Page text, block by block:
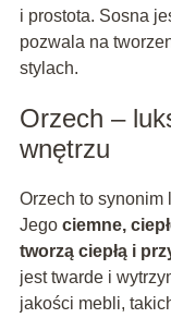
i prostota. Sosna
pozwala na
stylach.
Orzech –
wnętrzu
Orzech to synonim
Jego ciemne,
tworzą ciepłą i
jest twarde i
jakości mebli,